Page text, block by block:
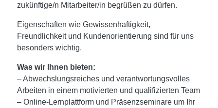
zukünftige/n Mitarbeiter/in begrüßen zu dürfen.
Eigenschaften wie Gewissenhaftigkeit,
Freundlichkeit und Kundenorientierung sind für uns
besonders wichtig.
Was wir Ihnen bieten:
– Abwechslungsreiches und verantwortungsvolles
Arbeiten in einem motivierten und qualifizierten Team
– Online-Lernplattform und Präsenzseminare um Ihr